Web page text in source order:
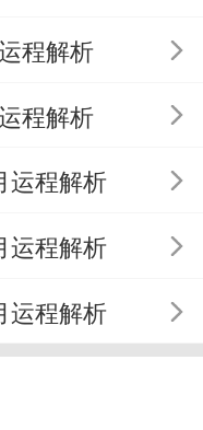
程解析
程解析
运程解析
运程解析
运程解析